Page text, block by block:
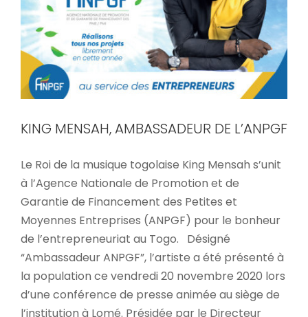
KING MENSAH, AMBASSADEUR DE L’ANPGF
Le Roi de la musique togolaise King Mensah s’unit
à l’Agence Nationale de Promotion et de
Garantie de Financement des Petites et
Moyennes Entreprises (ANPGF) pour le bonheur
de l’entrepreneuriat au Togo. Désigné
“Ambassadeur ANPGF”, l’artiste a été présenté à
la population ce vendredi 20 novembre 2020 lors
d’une conférence de presse animée au siège de
l’institution à Lomé. Présidée par le Directeur